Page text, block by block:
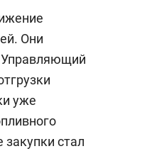
Они
Управляющий
уже
стал